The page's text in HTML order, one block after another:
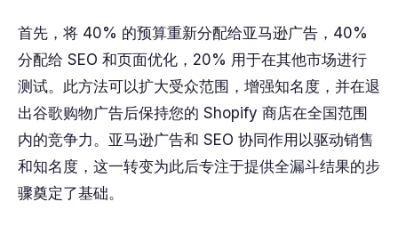
首先，将 40% 的预算重新分配给亚马逊广告，40%
分配给 SEO 和页面优化，20% 用于在其他市场进行
测试。此方法可以扩大受众范围，增强知名度，并在退
出谷歌购物广告后保持您的 Shopify 商店在全国范围
内的竞争力。亚马逊广告和 SEO 协同作用以驱动销售
和知名度，这一转变为此后专注于提供全漏斗结果的步
骤奠定了基础。